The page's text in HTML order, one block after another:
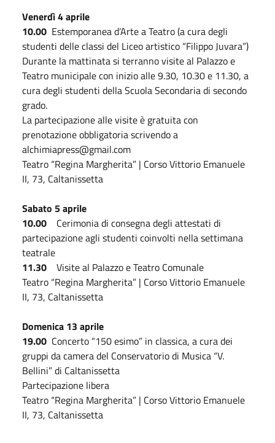
Venerdì 4 aprile
10.00 Estemporanea d’Arte a Teatro (a cura degli
studenti delle classi del Liceo artistico “Filippo Juvara”)
Durante la mattinata si terranno visite al Palazzo e
Teatro municipale con inizio alle 9.30, 10.30 e 11.30, a
cura degli studenti della Scuola Secondaria di secondo
grado.
La partecipazione alle visite è gratuita con
prenotazione obbligatoria scrivendo a
alchimiapress@gmail.com
Teatro “Regina Margherita” | Corso Vittorio Emanuele
II, 73, Caltanissetta
Sabato 5 aprile
10.00
Cerimonia di consegna degli attestati di
partecipazione agli studenti coinvolti nella settimana
teatrale
11.30 Visite al Palazzo e Teatro Comunale
Teatro “Regina Margherita” | Corso Vittorio Emanuele
II, 73, Caltanissetta
Domenica 13 aprile
19.00 Concerto “150 esimo” in classica, a cura dei
gruppi da camera del Conservatorio di Musica “V.
Bellini” di Caltanissetta
Partecipazione libera
Teatro “Regina Margherita” | Corso Vittorio Emanuele
II, 73, Caltanissetta